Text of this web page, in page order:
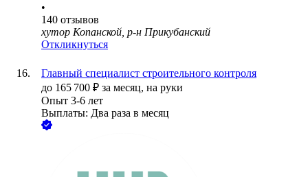
•
140 отзывов
хутор Копанской, р-н Прикубанский
Откликнуться
Главный специалист строительного контроля
до 165 700 ₽ за месяц, на руки
Опыт 3-6 лет
Выплаты: Два раза в месяц